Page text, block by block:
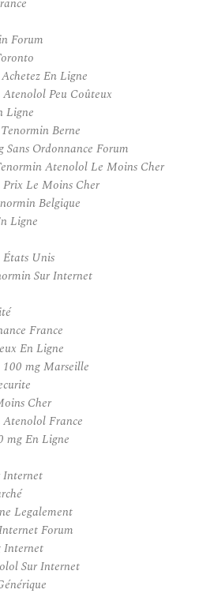
Forum
En Ligne
Peu Coûteux
Ligne
Berne
Ordonnance Forum
Atenolol Le Moins Cher
Le Moins Cher
Belgique
Ligne
Unis
Sur Internet
France
En Ligne
mg Marseille
Cher
France
mg En Ligne
Internet
Legalement
Forum
Internet
Sur Internet